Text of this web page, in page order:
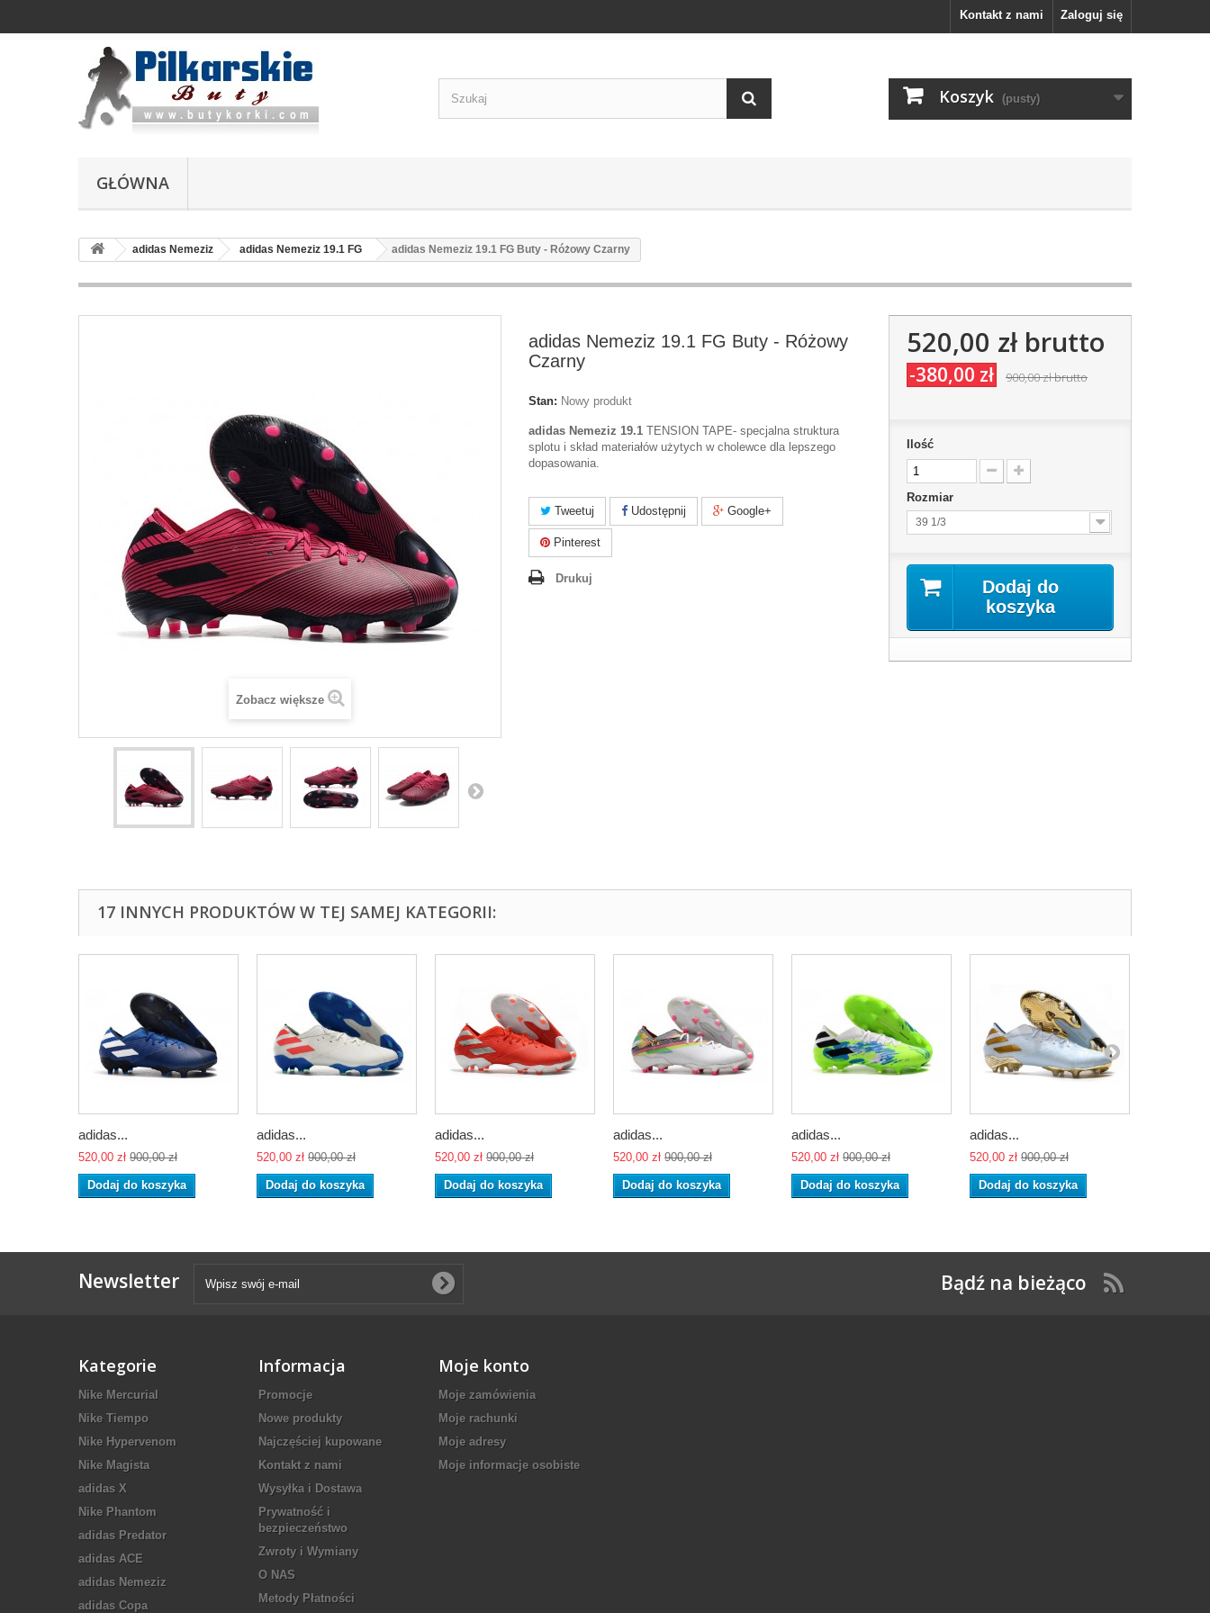
Zaloguj się
Kontakt z nami
Koszyk (pusty)
GŁÓWNA
adidas Nemeziz adidas Nemeziz 19.1 FG adidas Nemeziz 19.1 FG Buty - Różowy Czarny
Zobacz większe
adidas Nemeziz 19.1 FG Buty - Różowy
Czarny
Stan: Nowy produkt
adidas Nemeziz 19.1 TENSION TAPE- specjalna struktura
splotu i skład materiałów użytych w cholewce dla lepszego
dopasowania.
Tweetuj Udostępnij Google+
Pinterest
Drukuj
520,00 złbrutto
-380,00 zł 900,00 złbrutto
Ilość
Rozmiar
39 1/3
Dodaj do
koszyka
17 INNYCH PRODUKTÓW W TEJ SAMEJ KATEGORII:
adidas...
520,00 zł 900,00 zł
Dodaj do koszyka
adidas...
520,00 zł 900,00 zł
Dodaj do koszyka
adidas...
520,00 zł 900,00 zł
Dodaj do koszyka
adidas...
520,00 zł 900,00 zł
Dodaj do koszyka
adidas...
520,00 zł 900,00 zł
Dodaj do koszyka
adidas...
520,00 zł 900,00 zł
Dodaj do koszyka
Newsletter Bądź na bieżąco
Kategorie
Nike Mercurial
Nike Tiempo
Nike Hypervenom
Nike Magista
adidas X
Nike Phantom
adidas Predator
adidas ACE
adidas Nemeziz
adidas Copa
Informacja
Promocje
Nowe produkty
Najczęściej kupowane
Kontakt z nami
Wysyłka i Dostawa
Prywatność i
bezpieczeństwo
Zwroty i Wymiany
O NAS
Metody Płatności
Moje konto
Moje zamówienia
Moje rachunki
Moje adresy
Moje informacje osobiste